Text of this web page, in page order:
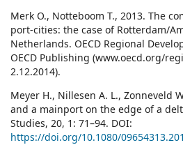
Merk O., Notteboom T., 2013. The
port-cities: the case of Rotterdam/
Netherlands. OECD Regional
OECD Publishing (www.oecd.org/
2.12.2014).
Meyer H., Nillesen A. L., Zonneveld
and a mainport on the edge of a
Studies, 20, 1: 71–94. DOI:
https://doi.org/10.1080/